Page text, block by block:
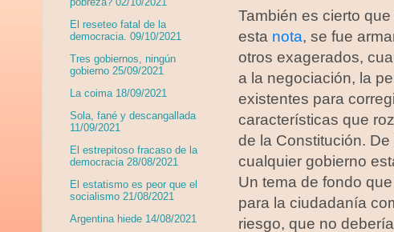
También es cierto
esta nota, se fue
otros exagerados,
a la negociación, la
existentes para
características que
de la Constitución.
cualquier gobierno
Un tema de fondo
para la ciudadanía
riesgo, que no
El reseteo fatal de la
democracia. 09/10/2021
Tres gobiernos, ningún
gobierno 25/09/2021
La coima 18/09/2021
Sola, fané y descangallada
11/09/2021
El estrepitoso fracaso de la
democracia 28/08/2021
El estatismo es peor que el
socialismo 21/08/2021
Argentina hiede 14/08/2021